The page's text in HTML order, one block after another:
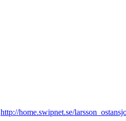
http://home.swipnet.se/